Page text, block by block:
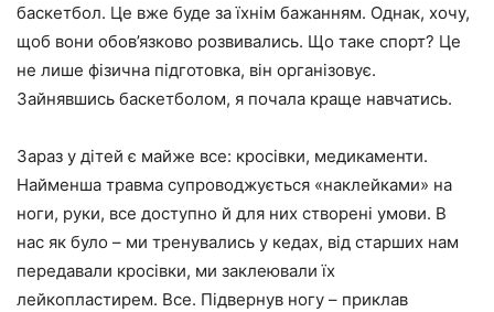
баскетбол. Це вже буде за їхнім бажанням. Однак, хочу,
щоб вони обов’язково розвивались. Що таке спорт? Це
не лише фізична підготовка, він організовує.
Зайнявшись баскетболом, я почала краще навчатись.
Зараз у дітей є майже все: кросівки, медикаменти.
Найменша травма супроводжується «наклейками» на
ноги, руки, все доступно й для них створені умови. В
нас як було – ми тренувались у кедах, від старших нам
передавали кросівки, ми заклеювали їх
лейкопластирем. Все. Підвернув ногу – приклав